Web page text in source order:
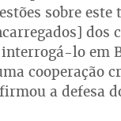
sobre este
dos
lo em
cooperação
a defesa